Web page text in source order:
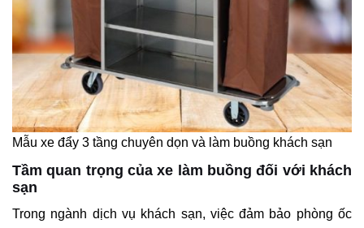
Mẫu xe đẩy 3 tầng chuyên dọn và làm buồng khách sạn
Tầm quan trọng của xe làm buồng đối với khách
sạn
Trong ngành dịch vụ khách sạn, việc đảm bảo phòng ốc